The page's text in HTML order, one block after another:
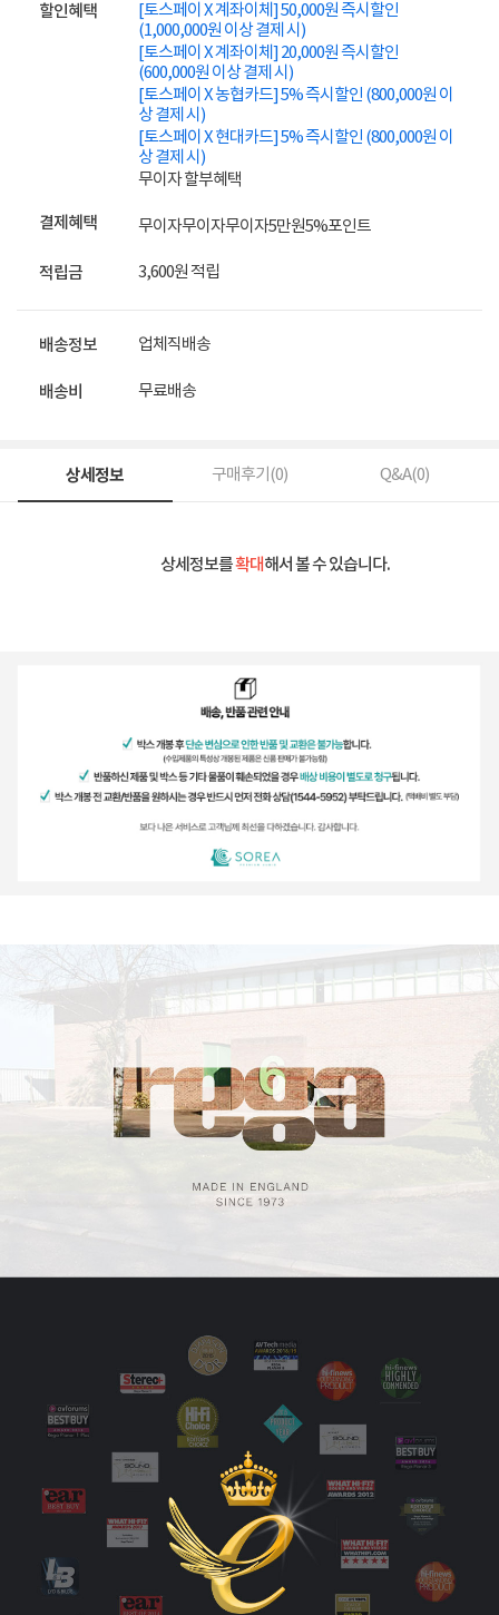
할인혜택
[토스페이 X 계좌이체] 50,000원 즉시할인
(1,000,000원 이상 결제 시)
[토스페이 X 계좌이체] 20,000원 즉시할인
(600,000원 이상 결제 시)
[토스페이 X 농협카드] 5% 즉시할인 (800,000원 이
상 결제 시)
[토스페이 X 현대카드] 5% 즉시할인 (800,000원 이
상 결제 시)
무이자 할부혜택
결제혜택 무이자무이자무이자5만원5%포인트
적립금 3,600원 적립
배송정보 업체직배송
배송비 무료배송
상세정보 구매후기(0) Q&A(0)
상세정보를확대해서 볼 수 있습니다.